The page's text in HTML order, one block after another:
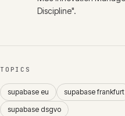
Discipline".
TOPICS
supabase eu supabase frankfurt
supabase dsgvo